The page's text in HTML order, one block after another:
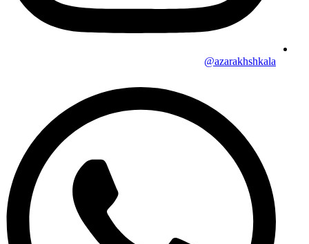
azarakhshkala@